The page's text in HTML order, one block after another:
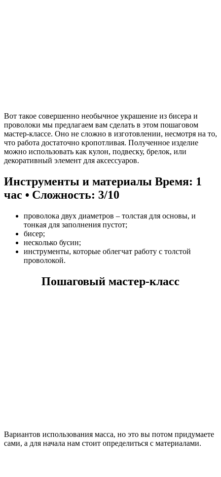
Вот такое совершенно необычное украшение из бисера и
проволоки мы предлагаем вам сделать в этом пошаговом
мастер-классе. Оно не сложно в изготовлении, несмотря на то,
что работа достаточно кропотливая. Полученное изделие
можно использовать как кулон, подвеску, брелок, или
декоративный элемент для аксессуаров.
Инструменты и материалы Время: 1
час • Сложность: 3/10
проволока двух диаметров – толстая для основы, и
тонкая для заполнения пустот;
бисер;
несколько бусин;
инструменты, которые облегчат работу с толстой
проволокой.
Пошаговый мастер-класс
Вариантов использования масса, но это вы потом придумаете
сами, а для начала нам стоит определиться с материалами.